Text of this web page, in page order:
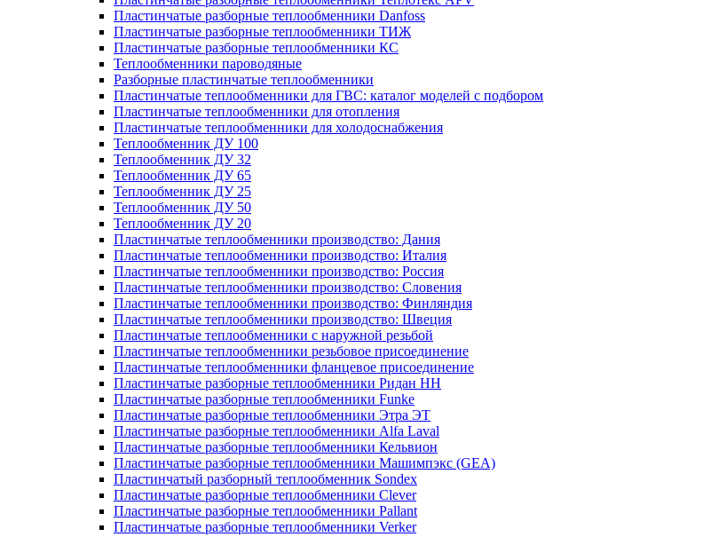
Пластинчатые разборные теплообменники Danfoss
Пластинчатые разборные теплообменники ТИЖ
Пластинчатые разборные теплообменники КC
Теплообменники пароводяные
Разборные пластинчатые теплообменники
Пластинчатые теплообменники для ГВС: каталог моделей с подбором
Пластинчатые теплообменники для отопления
Пластинчатые теплообменники для холодоснабжения
Теплообменник ДУ 100
Теплообменник ДУ 32
Теплообменник ДУ 65
Теплообменник ДУ 25
Теплообменник ДУ 50
Теплообменник ДУ 20
Пластинчатые теплообменники производство: Дания
Пластинчатые теплообменники производство: Италия
Пластинчатые теплообменники производство: Россия
Пластинчатые теплообменники производство: Словения
Пластинчатые теплообменники производство: Финляндия
Пластинчатые теплообменники производство: Швеция
Пластинчатые теплообменники с наружной резьбой
Пластинчатые теплообменники резьбовое присоединение
Пластинчатые теплообменники фланцевое присоединение
Пластинчатые разборные теплообменники Ридан НН
Пластинчатые разборные теплообменники Funke
Пластинчатые разборные теплообменники Этра ЭТ
Пластинчатые разборные теплообменники Alfa Laval
Пластинчатые разборные теплообменники Кельвион
Пластинчатые разборные теплообменники Машимпэкс (GEA)
Пластинчатый разборный теплообменник Sondex
Пластинчатые разборные теплообменники Clever
Пластинчатые разборные теплообменники Pallant
Пластинчатые разборные теплообменники Verker